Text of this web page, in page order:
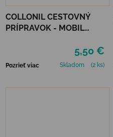
COLLONIL CESTOVNÝ
PRÍPRAVOK - MOBIL
5,50 €
Pozrieť viac Skladom (2 ks)